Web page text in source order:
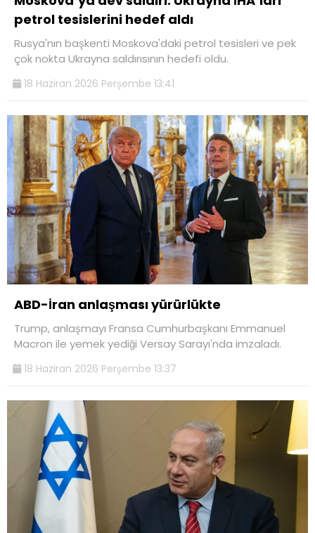
petrol tesislerini hedef aldı
Rusya'nın başkenti Moskova'daki petrol tesisleri ve pek
çok nokta Ukrayna saldırısının hedefi oldu.
18 Haziran 2026 Perşembe 13:41
ABD-İran anlaşması yürürlükte
Trump, anlaşmayı Fransa Cumhurbaşkanı Emmanuel
Macron ile yemek yediği Versay Sarayı'nda imzaladı.
18 Haziran 2026 Perşembe 13:37